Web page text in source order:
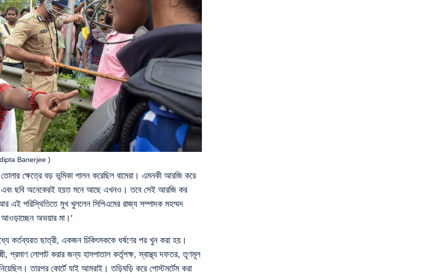
ক্ষেত্রে বড় ভূমিকা পালন করেছিল বামেরা। এমনকী আরজি করে
এবং ছবি অনেকেরই হয়ত মনে আছে এখনও। তবে সেই আরজি কর
আর এই পরিস্থিতিতে মুখ খুললেন সিপিএমের রাজ্য সম্পাদক মহম্মদ
অভয়ার মা।'
Banerjee )
কর্তব্যরত ছাত্রী, একজন চিকিৎসককে ধর্ষণের পর খুন করা হয়।
প্রমাণ লোপাট করার জন্য হাসপাতাল কর্তৃপক্ষ, স্বাস্থ্য দফতর, তৃণমূল
তারপর কোর্টে যাই আমরাই। তড়িঘড়ি করে পোস্টমর্টেম করা